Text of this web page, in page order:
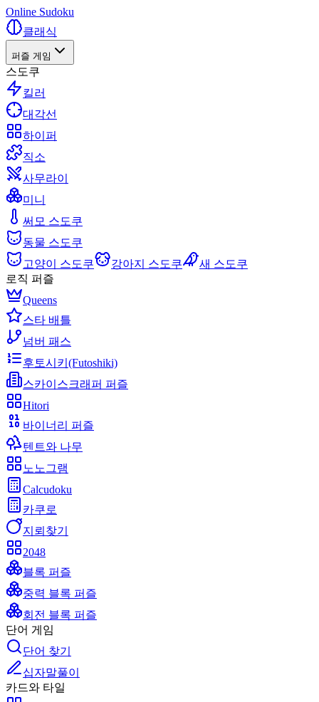
Online Sudoku
클래식
퍼즐 게임
스도쿠
킬러
대각선
하이퍼
직소
사무라이
미니
써모 스도쿠
동물 스도쿠
고양이 스도쿠
강아지 스도쿠
새 스도쿠
로직 퍼즐
Queens
스타 배틀
넘버 패스
후토시키(Futoshiki)
스카이스크래퍼 퍼즐
Hitori
바이너리 퍼즐
텐트와 나무
노노그램
Calcudoku
카쿠로
지뢰찾기
2048
블록 퍼즐
중력 블록 퍼즐
회전 블록 퍼즐
단어 게임
단어 찾기
십자말풀이
카드와 타일